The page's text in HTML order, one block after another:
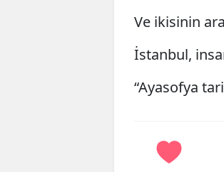
Ve ikisinin
İstanbul,
“Ayasofya